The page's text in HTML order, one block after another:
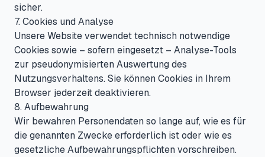
sicher.
7. Cookies und Analyse
Unsere Website verwendet technisch notwendige
Cookies sowie – sofern eingesetzt – Analyse-Tools
zur pseudonymisierten Auswertung des
Nutzungsverhaltens. Sie können Cookies in Ihrem
Browser jederzeit deaktivieren.
8. Aufbewahrung
Wir bewahren Personendaten so lange auf, wie es für
die genannten Zwecke erforderlich ist oder wie es
gesetzliche Aufbewahrungspflichten vorschreiben.